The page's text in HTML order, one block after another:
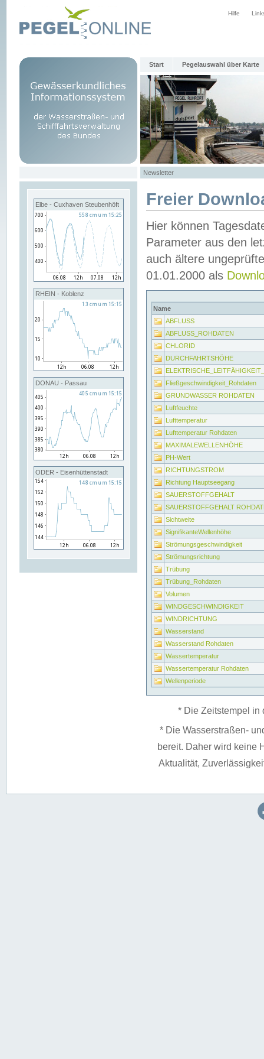
Hilfe
Start Pegelauswahl über Karte
Newsletter
Elbe - Cuxhaven Steubenhöft
RHEIN - Koblenz
DONAU - Passau
ODER - Eisenhüttenstadt
Freier
Hier können
Parameter aus den
auch ältere
01.01.2000 als
Name
ABFLUSS
ABFLUSS_ROHDATEN
CHLORID
DURCHFAHRTSHÖHE
Fließgeschwindigkeit_Rohdaten
GRUNDWASSER ROHDATEN
Luftfeuchte
Lufttemperatur
Lufttemperatur Rohdaten
MAXIMALEWELLENHÖHE
PH-Wert
RICHTUNGSTROM
Richtung Hauptseegang
SAUERSTOFFGEHALT
SAUERSTOFFGEHALT
Sichtweite
SignifikanteWellenhöhe
Strömungsgeschwindigkeit
Strömungsrichtung
Trübung
Trübung_Rohdaten
Volumen
WINDGESCHWINDIGKEIT
WINDRICHTUNG
Wasserstand
Wasserstand Rohdaten
Wassertemperatur
Wassertemperatur Rohdaten
Wellenperiode
* Die Zeitstempel in
* Die Wasserstraßen-
bereit. Daher wird keine
Aktualität,